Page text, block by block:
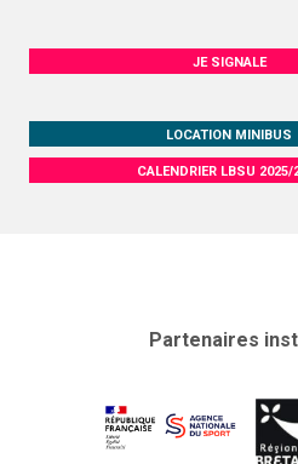
JE SIGNALE
LOCATION MINIBUS
CALENDRIER LBSU 2025/
Partenaires